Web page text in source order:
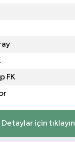
FK
Detaylar için tıklayın